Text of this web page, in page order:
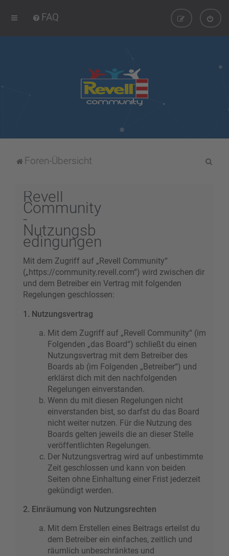
FAQ
Foren-Übersicht
Revell
Community
-
Nutzungsb
edingungen
Mit dem Zugriff auf „Revell Community“
(„https://community.revell.com“) wird zwischen dir
und dem Betreiber ein Vertrag mit folgenden
Regelungen geschlossen:
1. Nutzungsvertrag
Mit dem Zugriff auf „Revell Community“ (im
Folgenden „das Board“) schließt du einen
Nutzungsvertrag mit dem Betreiber des
Boards ab (im Folgenden „Betreiber“) und
erklärst dich mit den nachfolgenden
Regelungen einverstanden.
Wenn du mit diesen Regelungen nicht
einverstanden bist, so darfst du das Board
nicht weiter nutzen. Für die Nutzung des
Boards gelten jeweils die an dieser Stelle
veröffentlichten Regelungen.
Der Nutzungsvertrag wird auf unbestimmte
Zeit geschlossen und kann von beiden
Seiten ohne Einhaltung einer Frist jederzeit
gekündigt werden.
2. Einräumung von Nutzungsrechten
Mit dem Erstellen eines Beitrags erteilst du
dem Betreiber ein einfaches, zeitlich und
räumlich unbeschränktes und